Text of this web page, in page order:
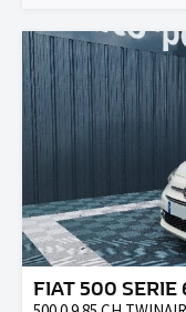
FIAT 500 SERIE